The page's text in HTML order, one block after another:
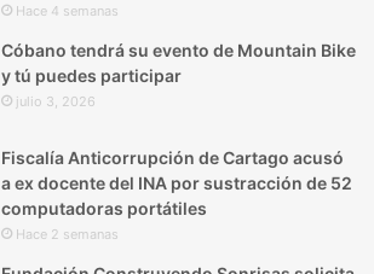
Hace 4 semanas
Cóbano tendrá su evento de Mountain Bike
y tú puedes participar
julio 3, 2026
Fiscalía Anticorrupción de Cartago acusó
a ex docente del INA por sustracción de 52
computadoras portátiles
Hace 2 semanas